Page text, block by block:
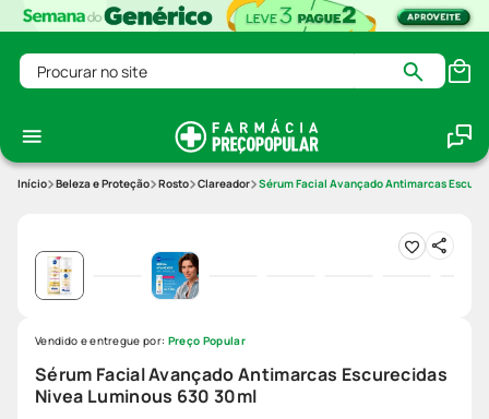
Procurar no site
Beleza e Proteção Rosto Clareador Sérum Facial Avançado Antimarcas
Sérum Facial Avançado Antimarcas Escurecidas
Nivea Luminous 630 30ml
Vendido e entregue por: Preço Popular